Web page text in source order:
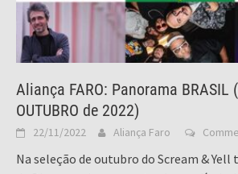
Aliança FARO: Panorama BRASIL
OUTUBRO de 2022)
22/11/2022 Aliança Faro
Na seleção de outubro do Scream & Yell